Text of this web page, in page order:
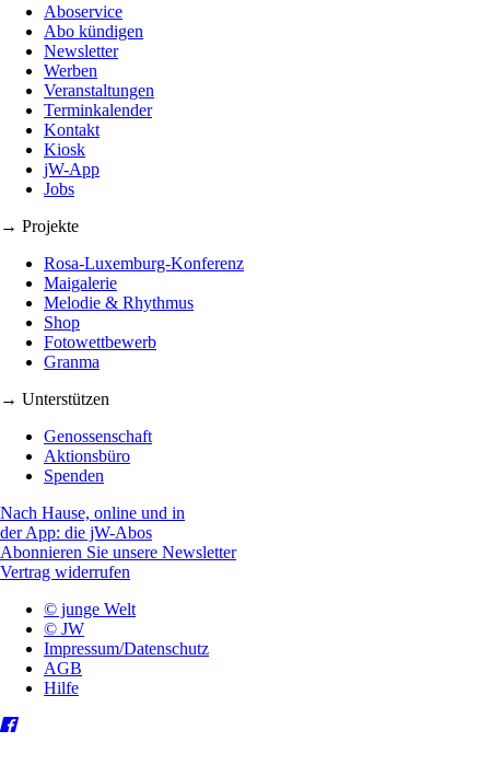
Aboservice
Abo kündigen
Newsletter
Werben
Veranstaltungen
Terminkalender
Kontakt
Kiosk
jW-App
Jobs
→ Projekte
Rosa-Luxemburg-Konferenz
Maigalerie
Melodie & Rhythmus
Shop
Fotowettbewerb
Granma
→ Unterstützen
Genossenschaft
Aktionsbüro
Spenden
Nach Hause, online und in
der App: die jW-Abos
Abonnieren Sie unsere Newsletter
Vertrag widerrufen
© junge Welt
© JW
Impressum/Datenschutz
AGB
Hilfe